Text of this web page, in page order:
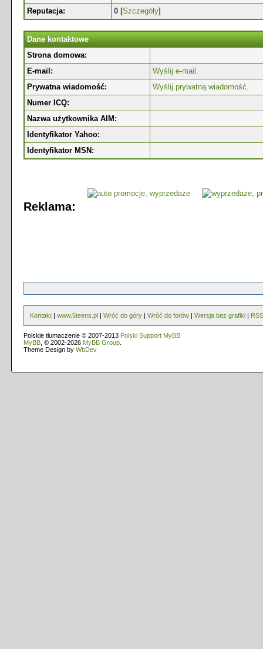
Reputacja: 0 [Szczegóły]
Dane kontaktowe
Strona domowa:
E-mail:
Wyślij e-mail.
Prywatna wiadomość:
Wyślij prywatną wiadomość.
Numer ICQ:
Nazwa użytkownika AIM:
Identyfikator Yahoo:
Identyfikator MSN:
Reklama:
Kontakt | www.5teens.pl | Wróć do góry | Wróć do forów | Wersja bez grafiki | RSS
Polskie tłumaczenie © 2007-2013 Polski Support MyBB
MyBB , © 2002-2026 MyBB Group
Theme Design by WbDev